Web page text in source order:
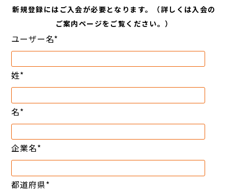
新規登録にはご入会が必要となります。（詳しくは入会の
ご案内ページをご覧ください。）
ユーザー名*
姓*
名*
企業名*
都道府県*